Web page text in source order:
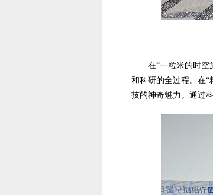
在“一粒米的时空
和科研的全过程。在
技的神奇魅力。通过